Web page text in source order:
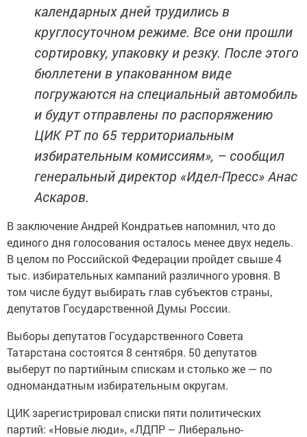
календарных дней трудились в
круглосуточном режиме. Все они прошли
сортировку, упаковку и резку. После этого
бюллетени в упакованном виде
погружаются на специальный автомобиль
и будут отправлены по распоряжению
ЦИК РТ по 65 территориальным
избирательным комиссиям», – сообщил
генеральный директор «Идел-Пресс» Анас
Аскаров.
В заключение Андрей Кондратьев напомнил, что до
единого дня голосования осталось менее двух недель.
В целом по Российской Федерации пройдет свыше 4
тыс. избирательных кампаний различного уровня. В
том числе будут выбирать глав субъектов страны,
депутатов Государственной Думы России.
Выборы депутатов Государственного Совета
Татарстана состоятся 8 сентября. 50 депутатов
выберут по партийным спискам и столько же — по
одномандатным избирательным округам.
ЦИК зарегистрировал списки пяти политических
партий: «Новые люди», «ЛДПР – Либерально-